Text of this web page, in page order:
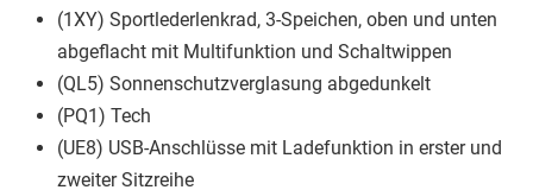
(1XY) Sportlederlenkrad, 3-Speichen, oben und unten
abgeflacht mit Multifunktion und Schaltwippen
(QL5) Sonnenschutzverglasung abgedunkelt
(PQ1) Tech
(UE8) USB-Anschlüsse mit Ladefunktion in erster und
zweiter Sitzreihe